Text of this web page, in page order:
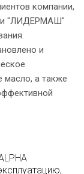
компании,
"ЛИДЕРМАШ"
и
масло, а также